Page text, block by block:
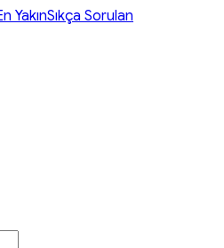
YakınSıkça Sorulan